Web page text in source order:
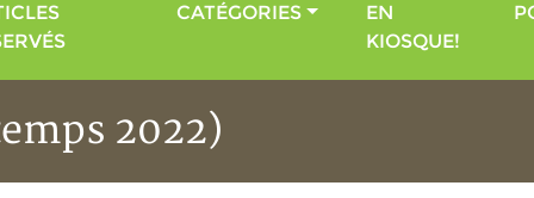
CATÉGORIES
EN
KIOSQUE!
2022)